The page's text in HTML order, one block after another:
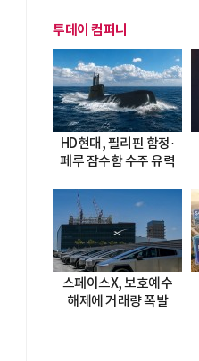
투데이 컴퍼니
HD현대, 필리핀 함정·
페루 잠수함 수주 유력
스페이스X, 보호예수
해제에 거래량 폭발